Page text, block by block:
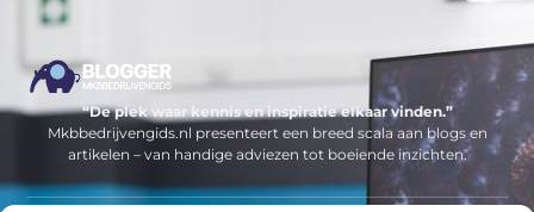
“De plek waar kennis en inspiratie elkaar vinden.”
Mkbbedrijvengids.nl presenteert een breed scala aan blogs en
artikelen – van handige adviezen tot boeiende inzichten.